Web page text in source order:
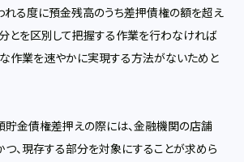
れる度に預金残高のうち差押債権の額を超え
とを区別して把握する作業を行わなければ
な作業を速やかに実現する方法がないためと
貯金債権差押えの際には、金融機関の店舗
つ、現存する部分を対象にすることが求めら